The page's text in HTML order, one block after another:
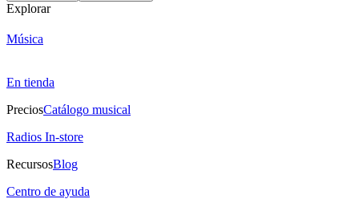
Explorar
Música
En tienda
PreciosCatálogo musical
Radios In-store
RecursosBlog
Centro de ayuda